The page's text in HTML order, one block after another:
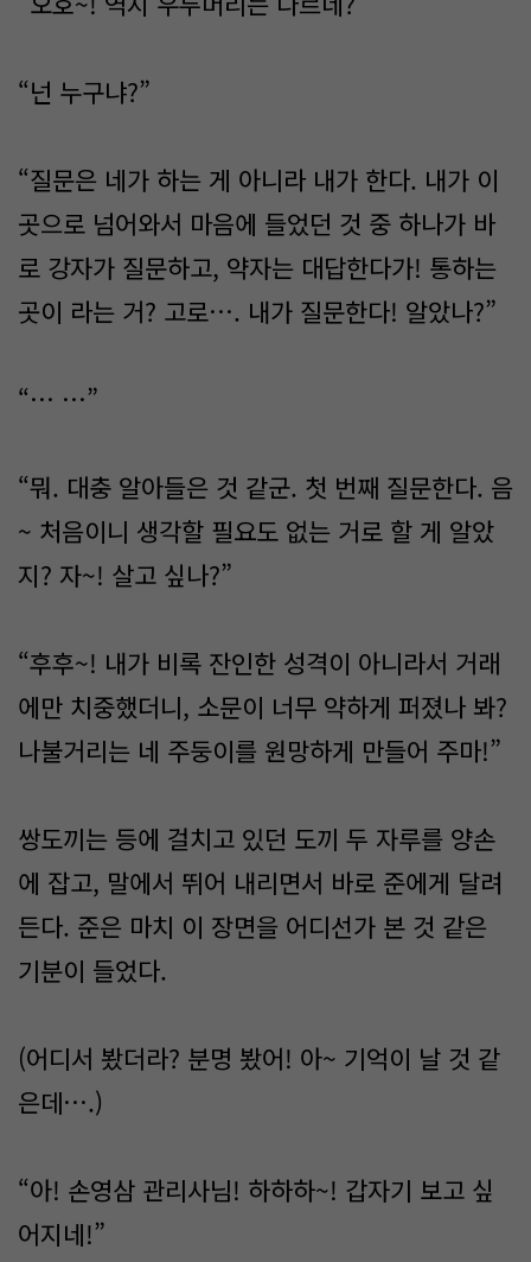
“넌 누구냐?”
“질문은 네가 하는 게 아니라 내가 한다. 내가 이
곳으로 넘어와서 마음에 들었던 것 중 하나가 바
로 강자가 질문하고, 약자는 대답한다가! 통하는
곳이 라는 거? 고로…. 내가 질문한다! 알았나?”
“… …”
“뭐. 대충 알아들은 것 같군. 첫 번째 질문한다. 음
~ 처음이니 생각할 필요도 없는 거로 할 게 알았
지? 자~! 살고 싶나?”
“후후~! 내가 비록 잔인한 성격이 아니라서 거래
에만 치중했더니, 소문이 너무 약하게 퍼졌나 봐?
나불거리는 네 주둥이를 원망하게 만들어 주마!”
쌍도끼는 등에 걸치고 있던 도끼 두 자루를 양손
에 잡고, 말에서 뛰어 내리면서 바로 준에게 달려
든다. 준은 마치 이 장면을 어디선가 본 것 같은
기분이 들었다.
(어디서 봤더라? 분명 봤어! 아~ 기억이 날 것 같
은데….)
“아! 손영삼 관리사님! 하하하~! 갑자기 보고 싶
어지네!”